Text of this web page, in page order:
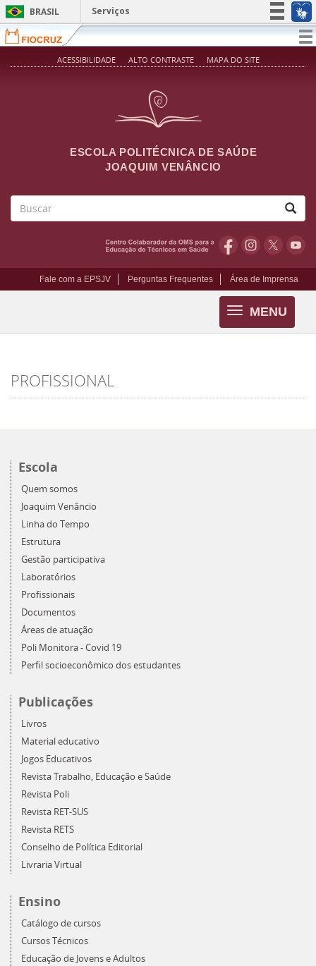
Pular para o conteúdo principal
BRASIL
Serviços
Simplifique!
Participe
ACESSIBILIDADE ALTO CONTRASTE MAPA DO SITE
ESCOLA POLITÉCNICA DE SAÚDE
JOAQUIM VENÂNCIO
Fale com a EPSJV Perguntas Frequentes Área de Imprensa
MENU
Toggle
navigation
PROFISSIONAL
Escola
Quem somos
Joaquim Venâncio
Linha do Tempo
Estrutura
Gestão participativa
Laboratórios
Profissionais
Documentos
Áreas de atuação
Poli Monitora - Covid 19
Perfil socioeconômico dos estudantes
Publicações
Livros
Material educativo
Jogos Educativos
Revista Trabalho, Educação e Saúde
Revista Poli
Revista RET-SUS
Revista RETS
Conselho de Política Editorial
Livraria Virtual
Ensino
Catálogo de cursos
Cursos Técnicos
Educação de Jovens e Adultos